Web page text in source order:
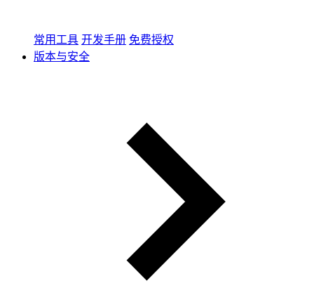
常用工具 开发手册 免费授权
版本与安全